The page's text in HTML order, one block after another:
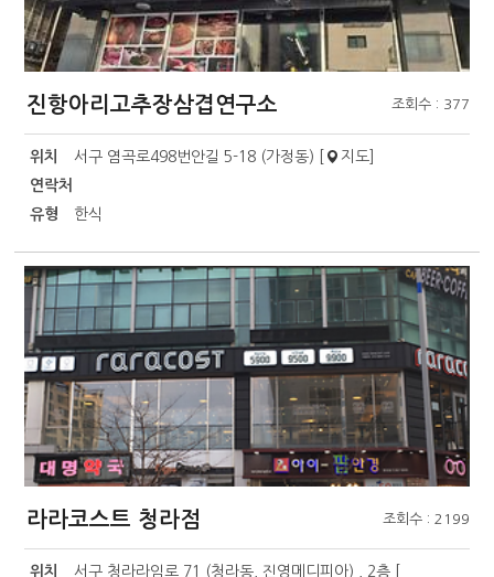
진항아리고추장삼겹연구소 조회수 : 377
위치 서구 염곡로498번안길 5-18 (가정동) [ 지도]
연락처
유형
한식
라라코스트 청라점 조회수 : 2199
위치
서구 청라라임로 71 (청라동, 진영메디피아) , 2층 [